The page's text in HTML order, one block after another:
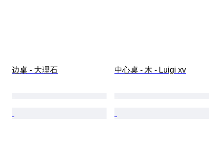
边桌 - 大理石 中心桌 - 木 - Luigi xv